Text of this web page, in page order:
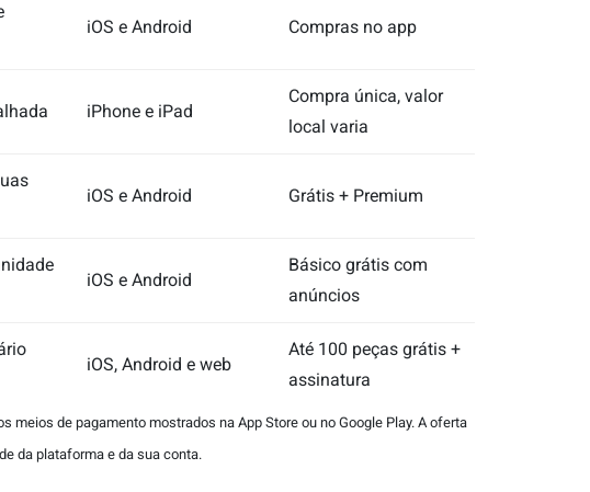
iOS e Android Compras no app
iPhone e iPad
Compra única, valor
local varia
iOS e Android Grátis + Premium
iOS e Android
Básico grátis com
anúncios
iOS, Android e web
Até 100 peças grátis +
assinatura
meios de pagamento mostrados na App Store ou no Google Play. A oferta
da plataforma e da sua conta.